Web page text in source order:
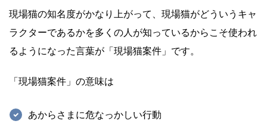
現場猫の知名度がかなり上がって、現場猫がどういうキャ
ラクターであるかを多くの人が知っているからこそ使われ
るようになった言葉が「現場猫案件」です。
「現場猫案件」の意味は
あからさまに危なっかしい行動